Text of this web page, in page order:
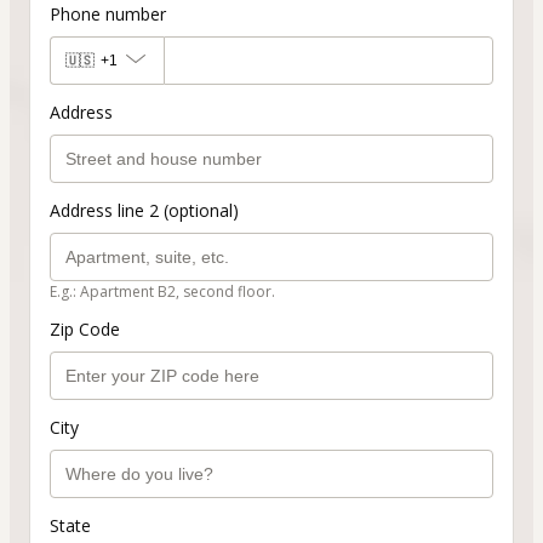
Phone number
🇺🇸 +1
Address
Address line 2 (optional)
E.g.: Apartment B2, second floor.
Zip Code
City
State